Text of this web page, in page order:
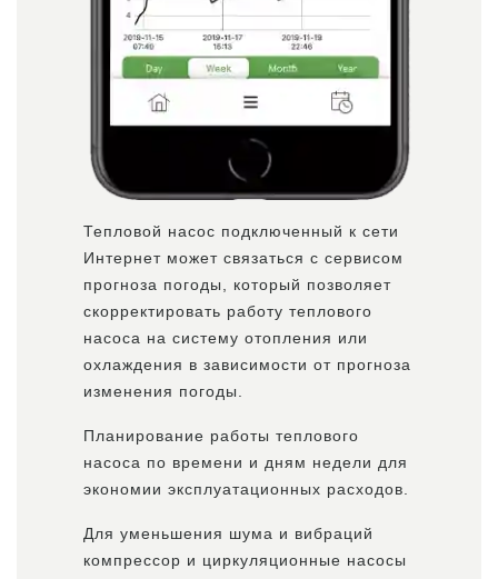
Тепловой насос подключенный к сети
Интернет может связаться с сервисом
прогноза погоды, который позволяет
скорректировать работу теплового
насоса на систему отопления или
охлаждения в зависимости от прогноза
изменения погоды.
Планирование работы теплового
насоса по времени и дням недели для
экономии эксплуатационных расходов.
Для уменьшения шума и вибраций
компрессор и циркуляционные насосы